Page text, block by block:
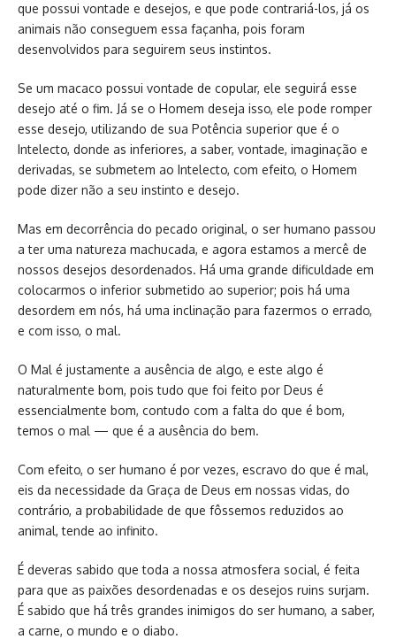
que possui vontade e desejos, e que pode contrariá-los, já os
animais não conseguem essa façanha, pois foram
desenvolvidos para seguirem seus instintos.
Se um macaco possui vontade de copular, ele seguirá esse
desejo até o fim. Já se o Homem deseja isso, ele pode romper
esse desejo, utilizando de sua Potência superior que é o
Intelecto, donde as inferiores, a saber, vontade, imaginação e
derivadas, se submetem ao Intelecto, com efeito, o Homem
pode dizer não a seu instinto e desejo.
Mas em decorrência do pecado original, o ser humano passou
a ter uma natureza machucada, e agora estamos a mercê de
nossos desejos desordenados. Há uma grande dificuldade em
colocarmos o inferior submetido ao superior; pois há uma
desordem em nós, há uma inclinação para fazermos o errado,
e com isso, o mal.
O Mal é justamente a ausência de algo, e este algo é
naturalmente bom, pois tudo que foi feito por Deus é
essencialmente bom, contudo com a falta do que é bom,
temos o mal — que é a ausência do bem.
Com efeito, o ser humano é por vezes, escravo do que é mal,
eis da necessidade da Graça de Deus em nossas vidas, do
contrário, a probabilidade de que fôssemos reduzidos ao
animal, tende ao infinito.
É deveras sabido que toda a nossa atmosfera social, é feita
para que as paixões desordenadas e os desejos ruins surjam.
É sabido que há três grandes inimigos do ser humano, a saber,
a carne, o mundo e o diabo.